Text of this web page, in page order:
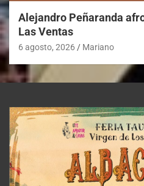
Alejandro Peñaranda
Las Ventas
6 agosto, 2026 Mariano